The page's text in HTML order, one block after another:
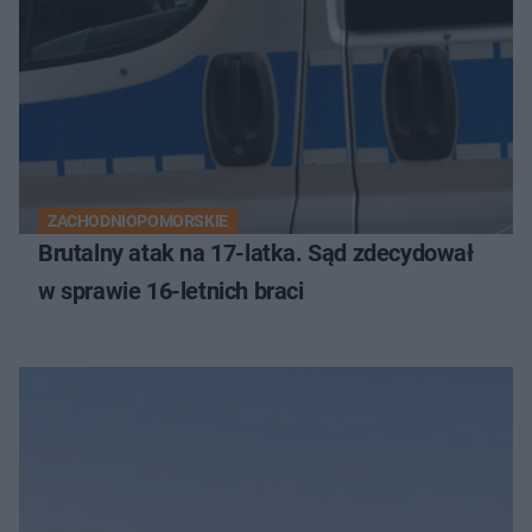
ZACHODNIOPOMORSKIE
Brutalny atak na 17-latka. Sąd zdecydował
w sprawie 16-letnich braci